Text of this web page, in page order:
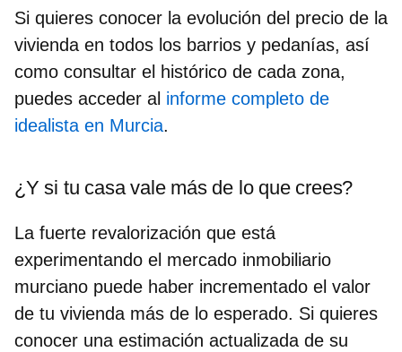
Si quieres conocer la evolución del precio de la
vivienda en todos los barrios y pedanías, así
como consultar el histórico de cada zona,
puedes acceder al informe completo de
idealista en Murcia.
¿Y si tu casa vale más de lo que crees?
La fuerte revalorización que está
experimentando el mercado inmobiliario
murciano puede haber incrementado el valor
de tu vivienda más de lo esperado. Si quieres
conocer una estimación actualizada de su